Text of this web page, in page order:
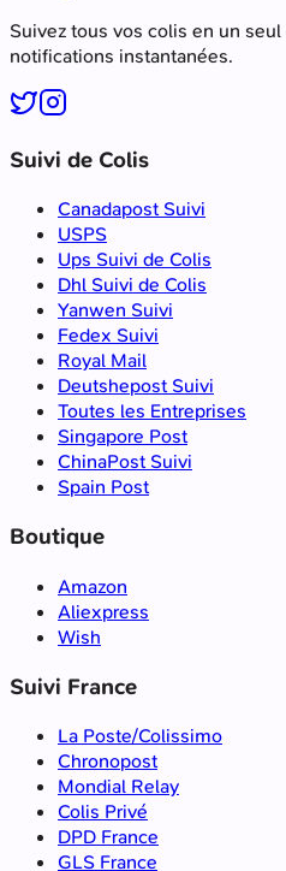
Suivez tous vos colis en un
notifications instantanées.
Suivi de Colis
Canadapost Suivi
USPS
Ups Suivi de Colis
Dhl Suivi de Colis
Yanwen Suivi
Fedex Suivi
Royal Mail
Deutshepost Suivi
Toutes les Entreprises
Singapore Post
ChinaPost Suivi
Spain Post
Boutique
Amazon
Aliexpress
Wish
Suivi France
La Poste/Colissimo
Chronopost
Mondial Relay
Colis Privé
DPD France
GLS France